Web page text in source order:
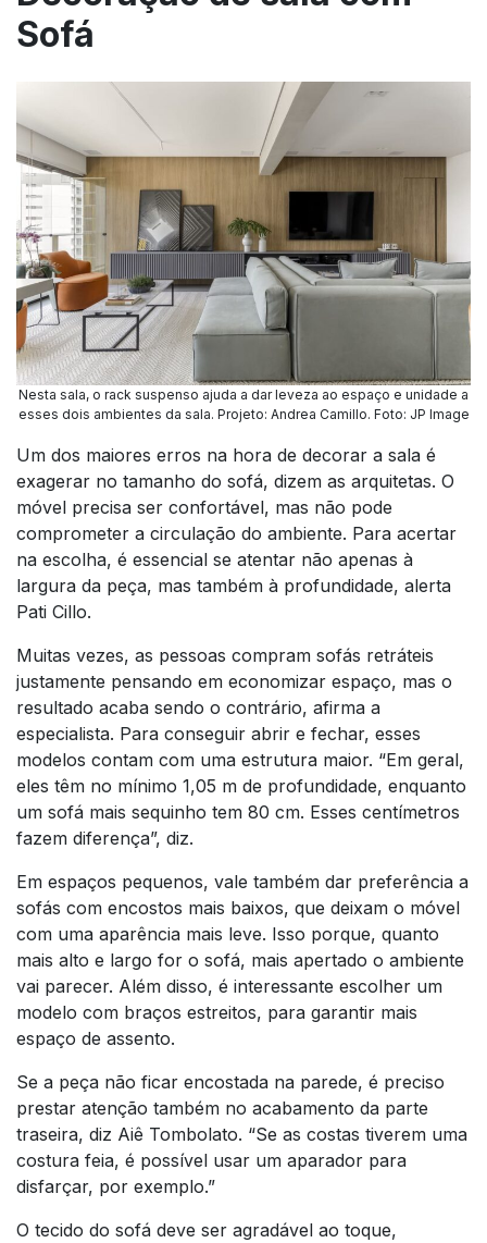
Sofá
Nesta sala, o rack suspenso ajuda a dar leveza ao espaço e unidade a
esses dois ambientes da sala. Projeto: Andrea Camillo. Foto: JP Image
Um dos maiores erros na hora de decorar a sala é
exagerar no tamanho do sofá, dizem as arquitetas. O
móvel precisa ser confortável, mas não pode
comprometer a circulação do ambiente. Para acertar
na escolha, é essencial se atentar não apenas à
largura da peça, mas também à profundidade, alerta
Pati Cillo.
Muitas vezes, as pessoas compram sofás retráteis
justamente pensando em economizar espaço, mas o
resultado acaba sendo o contrário, afirma a
especialista. Para conseguir abrir e fechar, esses
modelos contam com uma estrutura maior. “Em geral,
eles têm no mínimo 1,05 m de profundidade, enquanto
um sofá mais sequinho tem 80 cm. Esses centímetros
fazem diferença”, diz.
Em espaços pequenos, vale também dar preferência a
sofás com encostos mais baixos, que deixam o móvel
com uma aparência mais leve. Isso porque, quanto
mais alto e largo for o sofá, mais apertado o ambiente
vai parecer. Além disso, é interessante escolher um
modelo com braços estreitos, para garantir mais
espaço de assento.
Se a peça não ficar encostada na parede, é preciso
prestar atenção também no acabamento da parte
traseira, diz Aiê Tombolato. “Se as costas tiverem uma
costura feia, é possível usar um aparador para
disfarçar, por exemplo.”
O tecido do sofá deve ser agradável ao toque,